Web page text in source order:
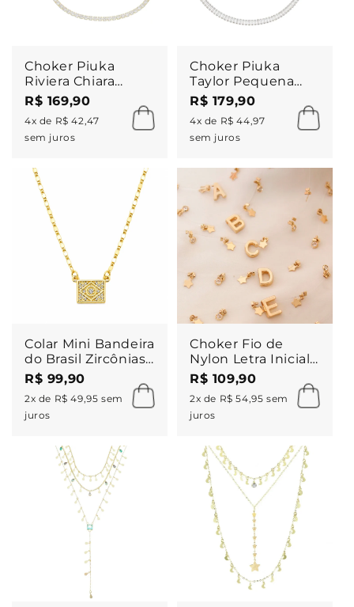
Choker Piuka
Riviera Chiara
Zircônias Média
Cristal Folheada a
Ouro 18k
R$ 169,90
4x de R$ 42,47
sem juros
Choker Piuka
Taylor Pequena
Zircônias Baguete
Cristal Folheada
em Ródio Branco
R$ 179,90
4x de R$ 44,97
sem juros
Colar Mini Bandeira
do Brasil Zircônias
Folheado a Ouro
18k
R$ 99,90
2x de R$ 49,95 sem
juros
Choker Fio de
Nylon Letra Inicial
Paolla Mini Estrelas
Folheado a Ouro
18k
R$ 109,90
2x de R$ 54,95 sem
juros